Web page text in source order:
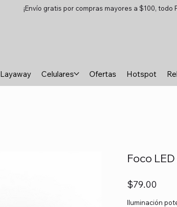
¡Envío gratis por compras mayores a $100, todo
Layaway Celulares Ofertas Hotspot
Foco
Precio
$79.00
Iluminación